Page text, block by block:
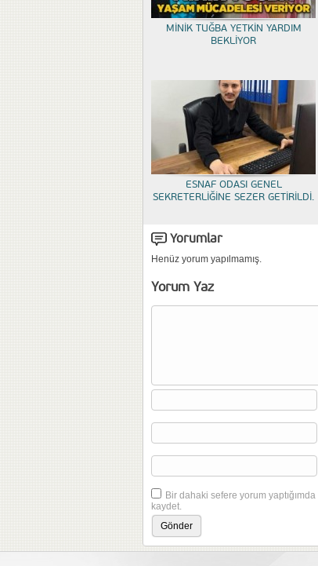
MİNİK TUĞBA YETKİN YARDIM
BEKLİYOR
ESNAF ODASI GENEL
SEKRETERLİĞİNE SEZER GETİRİLDİ.
Yorumlar
Henüz yorum yapılmamış.
Yorum Yaz
Bir dahaki sefere yorum
kaydet.